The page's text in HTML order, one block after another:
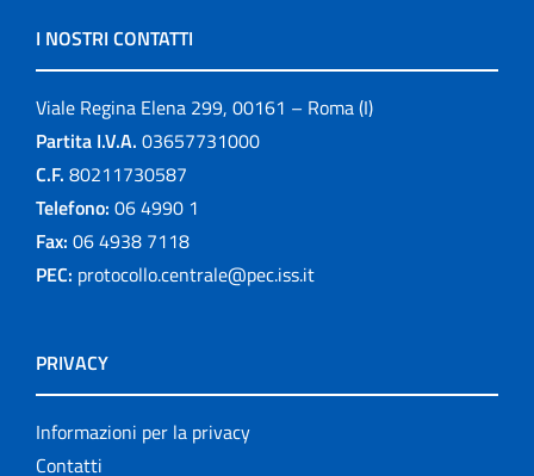
I NOSTRI CONTATTI
Viale Regina Elena 299, 00161 – Roma (I)
Partita I.V.A. 03657731000
C.F. 80211730587
Telefono: 06 4990 1
Fax: 06 4938 7118
PEC: protocollo.centrale@pec.iss.it
PRIVACY
Informazioni per la privacy
Contatti